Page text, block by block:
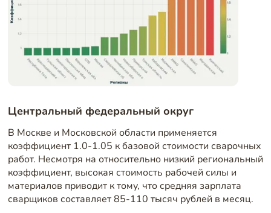
Центральный федеральный округ
В Москве и Московской области применяется
коэффициент 1.0-1.05 к базовой стоимости сварочных
работ. Несмотря на относительно низкий региональный
коэффициент, высокая стоимость рабочей силы и
материалов приводит к тому, что средняя зарплата
сварщиков составляет 85-110 тысяч рублей в месяц.